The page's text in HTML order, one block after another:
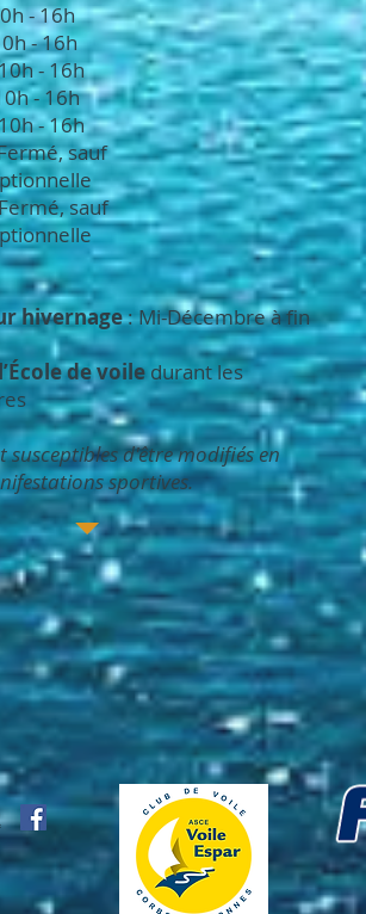
16h
16h
- 16h
16h
- 16h
sauf
sauf
hivernage: Mi-Décembre à fin
de voiledurant les
susceptibles d'être modifiés en
sportives.